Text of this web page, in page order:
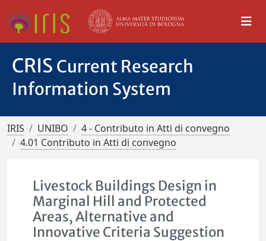
CRIS Current Research
Information System
IRIS UNIBO
4 - Contributo in Atti di convegno
4.01 Contributo in Atti di convegno
Livestock Buildings Design in
Marginal Hill and Protected
Areas, Alternative and
Innovative Criteria Suggestion